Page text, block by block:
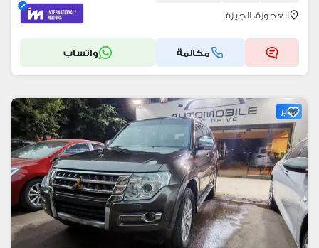
العجوزة، الجيزة
مكالمة واتساب
مميز